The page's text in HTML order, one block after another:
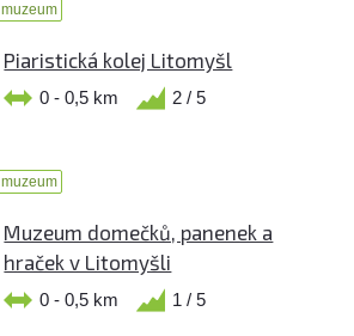
muzeum
Piaristická kolej Litomyšl
0 - 0,5 km 2 / 5
muzeum
Muzeum domečků, panenek a
hraček v Litomyšli
0 - 0,5 km 1 / 5